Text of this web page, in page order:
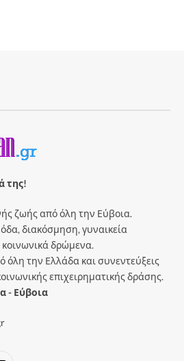
της!
ζωής από όλη την Εύβοια.
διακόσμηση, γυναικεία
κοινωνικά δρώμενα.
όλη την Ελλάδα και συνεντεύξεις
επιχειρηματικής δράσης.
- Εύβοια